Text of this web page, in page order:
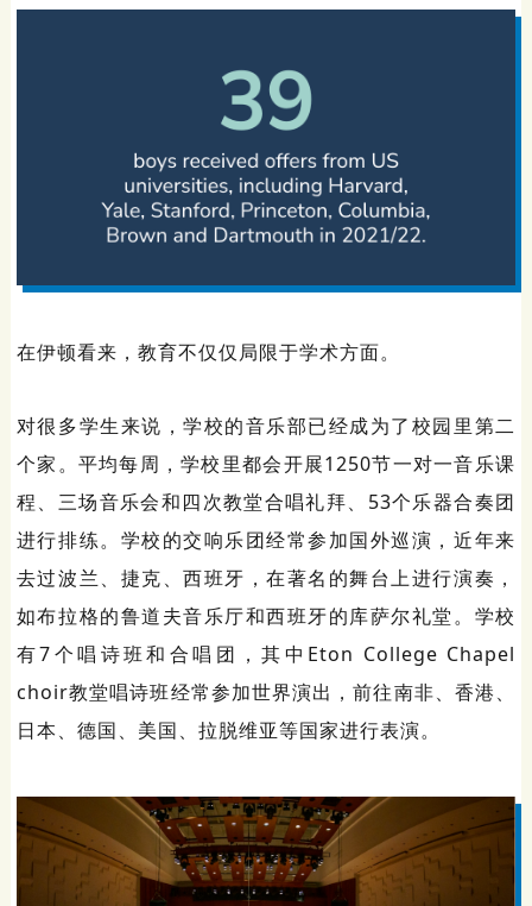
在伊顿看来，教育不仅仅局限于学术方面。
对很多学生来说，学校的音乐部已经成为了校园里第二
个家。平均每周，学校里都会开展1250节一对一音乐课
程、三场音乐会和四次教堂合唱礼拜、53个乐器合奏团
进行排练。学校的交响乐团经常参加国外巡演，近年来
去过波兰、捷克、西班牙，在著名的舞台上进行演奏，
如布拉格的鲁道夫音乐厅和西班牙的库萨尔礼堂。学校
有7个唱诗班和合唱团，其中Eton College Chapel
choir教堂唱诗班经常参加世界演出，前往南非、香港、
日本、德国、美国、拉脱维亚等国家进行表演。